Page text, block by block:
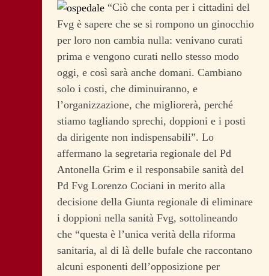
“Ciò che conta per i cittadini del
Fvg è sapere che se si rompono un ginocchio
per loro non cambia nulla: venivano curati
prima e vengono curati nello stesso modo
oggi, e così sarà anche domani. Cambiano
solo i costi, che diminuiranno, e
l’organizzazione, che migliorerà, perché
stiamo tagliando sprechi, doppioni e i posti
da dirigente non indispensabili”. Lo
affermano la segretaria regionale del Pd
Antonella Grim e il responsabile sanità del
Pd Fvg Lorenzo Cociani in merito alla
decisione della Giunta regionale di eliminare
i doppioni nella sanità Fvg, sottolineando
che “questa è l’unica verità della riforma
sanitaria, al di là delle bufale che raccontano
alcuni esponenti dell’opposizione per